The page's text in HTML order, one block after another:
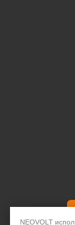
NEOVOLT
Сам код обычно
в документах,
настроек в
Название
нижней части